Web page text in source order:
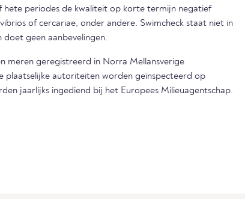
hete periodes de kwaliteit op korte termijn negatief
of cercariae, onder andere. Swimcheck staat niet in
geen aanbevelingen.
meren geregistreerd in Norra Mellansverige
autoriteiten worden geïnspecteerd op
jaarlijks ingediend bij het Europees Milieuagentschap.